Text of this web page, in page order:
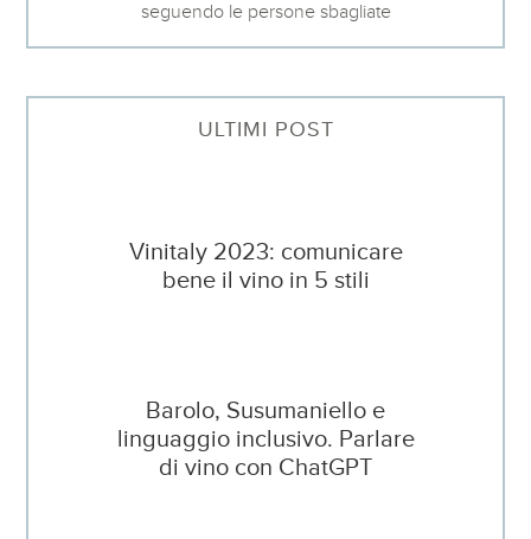
seguendo le persone sbagliate
ULTIMI POST
Vinitaly 2023: comunicare
bene il vino in 5 stili
Barolo, Susumaniello e
linguaggio inclusivo. Parlare
di vino con ChatGPT